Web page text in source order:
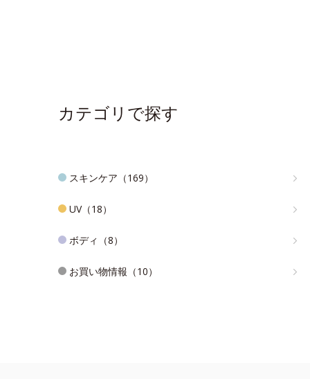
カテゴリで探す
スキンケア（169）
UV（18）
ボディ（8）
お買い物情報（10）